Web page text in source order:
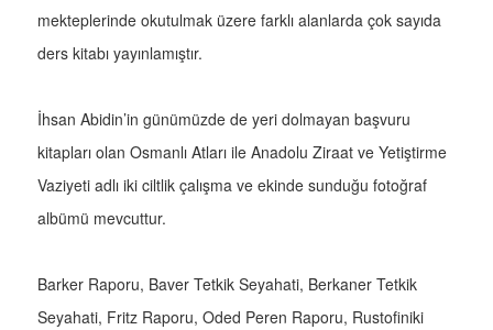
mekteplerinde okutulmak üzere farklı alanlarda çok sayıda
ders kitabı yayınlamıştır.
İhsan Abidin’in günümüzde de yeri dolmayan başvuru
kitapları olan Osmanlı Atları ile Anadolu Ziraat ve Yetiştirme
Vaziyeti adlı iki ciltlik çalışma ve ekinde sunduğu fotoğraf
albümü mevcuttur.
Barker Raporu, Baver Tetkik Seyahati, Berkaner Tetkik
Seyahati, Fritz Raporu, Oded Peren Raporu, Rustofiniki